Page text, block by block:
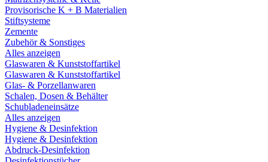
Provisorische K + B Materialien
Stiftsysteme
Zemente
Zubehör & Sonstiges
Alles anzeigen
Glaswaren & Kunststoffartikel
Glaswaren & Kunststoffartikel
Glas- & Porzellanwaren
Schalen, Dosen & Behälter
Schubladeneinsätze
Alles anzeigen
Hygiene & Desinfektion
Hygiene & Desinfektion
Abdruck-Desinfektion